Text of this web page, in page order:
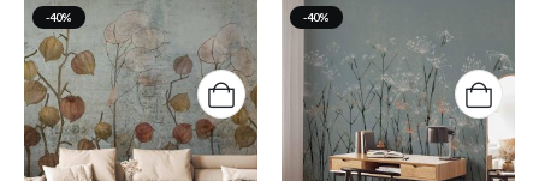
-40% -40%